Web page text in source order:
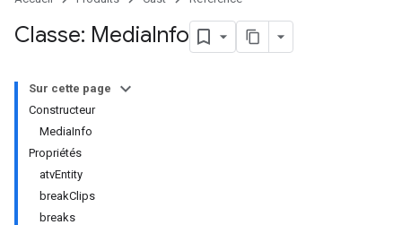
Classe: MediaInfo
Sur cette page
Constructeur
MediaInfo
Propriétés
atvEntity
breakClips
breaks